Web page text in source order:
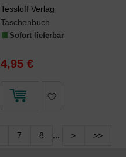
Tessloff Verlag
Taschenbuch
Sofort lieferbar
4,95 €
7 8 ... > >>